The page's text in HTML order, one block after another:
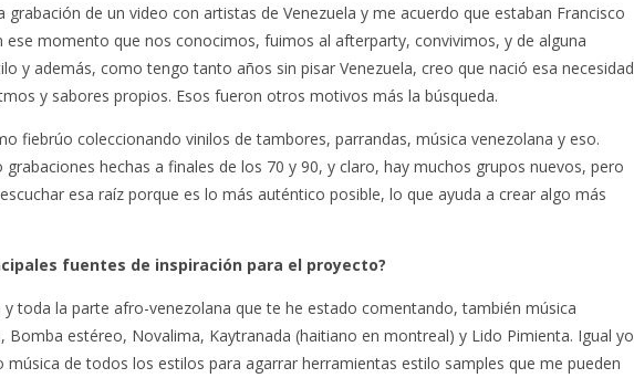
grabación de un video con artistas de Venezuela y me acuerdo que estaban Francisco
ese momento que nos conocimos, fuimos al afterparty, convivimos, y de alguna
y además, como tengo tanto años sin pisar Venezuela, creo que nació esa necesidad
y sabores propios. Esos fueron otros motivos más la búsqueda.
fiebrúo coleccionando vinilos de tambores, parrandas, música venezolana y eso.
hechas a finales de los 70 y 90, y claro, hay muchos grupos nuevos, pero
esa raíz porque es lo más auténtico posible, lo que ayuda a crear algo más
fuentes de inspiración para el proyecto?
toda la parte afro-venezolana que te he estado comentando, también música
Bomba estéreo, Novalima, Kaytranada (haitiano en montreal) y Lido Pimienta. Igual yo
música de todos los estilos para agarrar herramientas estilo samples que me pueden